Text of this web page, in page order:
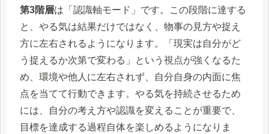
第3階層は「認識軸モード」です。この段階に達する
と、やる気は結果だけではなく、物事の見方や捉え
方に左右されるようになります。「現実は自分がど
う捉えるか次第で変わる」という視点が強くなるた
め、環境や他人に左右されず、自分自身の内面に焦
点を当てて行動できます。やる気を持続させるため
には、自分の考え方や認識を変えることが重要で、
目標を達成する過程自体を楽しめるようになりま